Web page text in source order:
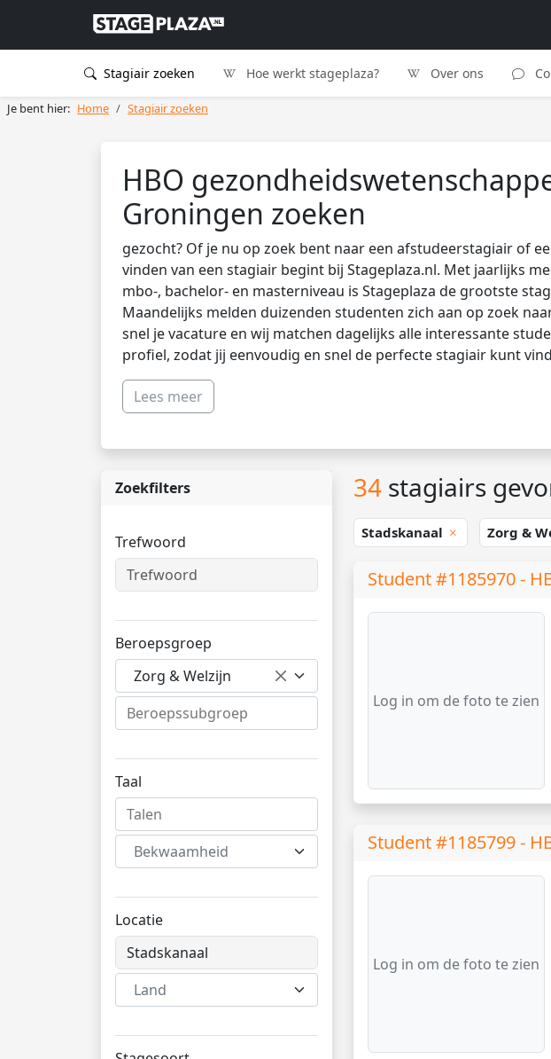
Stagiair zoeken Hoe werkt stageplaza? Over ons
Je bent hier: Home Stagiair zoeken
HBO
Groningen zoeken
gezocht? Of je nu op zoek bent naar een afstudeerstagiair of
vinden van een stagiair begint bij Stageplaza.nl. Met jaarlijks
mbo-, bachelor- en masterniveau is Stageplaza de grootste
Maandelijks melden duizenden studenten zich aan op zoek
snel je vacature en wij matchen dagelijks alle interessante
profiel, zodat jij eenvoudig en snel de perfecte stagiair kunt
Lees meer
Zoekfilters
Trefwoord
Beroepsgroep
Zorg & Welzijn
Taal
Bekwaamheid
Locatie
Land
34 stagiairs
Stadskanaal Zorg &
Student #1185970 -
Log in om de foto te zien
Student #1185799 -
Log in om de foto te zien